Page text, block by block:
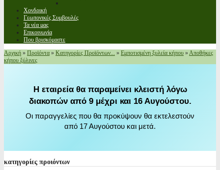
Χονδρική
Γεωπονικές Συμβουλές
Τα νέα μας
Επικοινωνία
Που βρισκόμαστε
Αρχική » Προϊόντα » Κατηγορίες Προϊόντων... » Εμποτισμένη ξυλεία κήπου »Αποθήκες
κήπου ξύλινες
Η εταιρεία θα παραμείνει κλειστή λόγω
διακοπών από 9 μέχρι και 16 Αυγούστου.
Οι παραγγελίες που θα προκύψουν θα εκτελεστούν
από 17 Αυγούστου και μετά.
κατηγορίες προιόντων